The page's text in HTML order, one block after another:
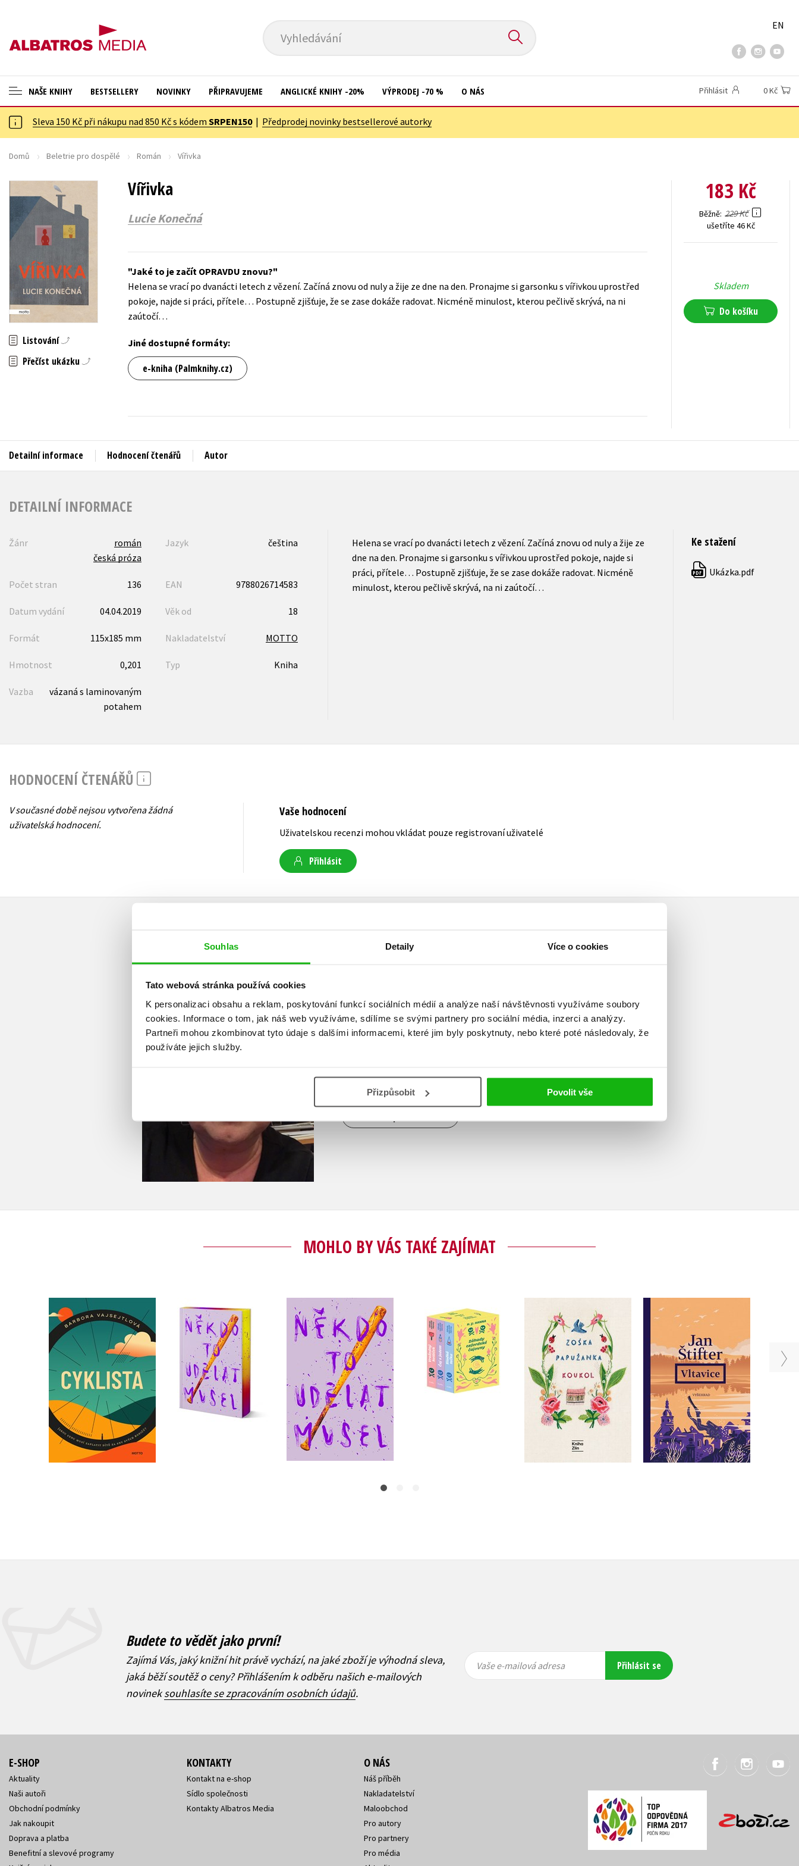
Souhlas Detaily Více o cookies
Tato webová stránka používá cookies
K personalizaci obsahu a reklam, poskytování funkcí sociálních médií a analýze naší návštěvnosti využíváme soubory
cookies. Informace o tom, jak náš web využíváme, sdílíme se svými partnery pro sociální média, inzerci a analýzy.
Partneři mohou zkombinovat tyto údaje s dalšími informacemi, které jim byly poskytnuty, nebo které poté následovaly, že
používáte jejich služby.
Přizpůsobit Povolit vše
Vyhledávání
EN
NAŠE KNIHY
ANGLICKÉ KNIHY -20 %
VÝPRODEJ -70 %
ASTERIX S DÁRKEM
🎁DÁRKOVÉ PUBLIKACE
✉️ DÁRKOVÉ POUKAZY
Auto - moto
Beletrie pro děti
Beletrie pro dospělé
Byznys a ekonomie
Cestování
Dárkové publikace
Digitální fotografie
Esoterika a duchovní svět
Jazyky
Kalendáře
Komiks
Populárně - naučné pro děti
Young adult (SK)
BESTSELLERY NOVINKY PŘIPRAVUJEME ANGLICKÉ KNIHY -20% VÝPRODEJ -70 % O NÁS Přihlásit 0 Kč
Sleva 150 Kč při nákupu nad 850 Kč s kódem SRPEN150| Předprodej novinky bestsellerové autorky
Domů Beletrie pro dospělé Román Vířivka
Vířivka
Lucie Konečná
Listování
Přečíst ukázku
Jaké to je začít OPRAVDU znovu?
Helena se vrací po dvanácti letech z vězení. Začíná znovu od nuly a žije ze dne na den. Pronajme si garsonku s vířivkou uprostřed
pokoje, najde si práci, přítele… Postupně zjišťuje, že se zase dokáže radovat. Nicméně minulost, kterou pečlivě skrývá, na ni
zaútočí…
Jiné dostupné formáty:
e-kniha (Palmknihy.cz)
183 Kč
Běžně 229 Kč
ušetříte 46 Kč
Skladem
Do košíku
Detailní informace Hodnocení čtenářů Autor
DETAILNÍ INFORMACE
Žánr
román
česká próza
Jazyk čeština
Počet stran 136 EAN 9788026714583
Datum vydání 04.04.2019 Věk od 18
Formát 115x185 mm Nakladatelství MOTTO
Hmotnost 0,201 Typ Kniha
Vazba
vázaná s laminovaným
potahem
Helena se vrací po dvanácti letech z vězení. Začíná znovu od nuly a žije ze
dne na den. Pronajme si garsonku s vířivkou uprostřed pokoje, najde si
práci, přítele… Postupně zjišťuje, že se zase dokáže radovat. Nicméně
minulost, kterou pečlivě skrývá, na ni zaútočí…
Ke stažení
PDF Ukázka.pdf
HODNOCENÍ ČTENÁŘŮ
V současné době nejsou vytvořena žádná
uživatelská hodnocení.
Vaše hodnocení
Uživatelskou recenzi mohou vkládat pouze registrovaní uživatelé
Přihlásit
Vystudovala scenáristiku a dramaturgii na FAMU. Je autorkou televizních
filmů a seriálů ( Ordinace v růžové zahradě,Svatby v Benátkách,Přístav,
Ententýky,Tísňová linka). Píše blog…zase ta Lucie, přispívá do několika
ozdob.
MOHLO BY VÁS TAKÉ ZAJÍMAT
Cyklista
Barbora Vajsejtlová
Do košíku
399 Kč
319 Kč
Někdo to udělat musel
- limitované vydání
Velikovsky
Do košíku
Někdo to udělat musel
Velikovsky
Do košíku
499 Kč
399 Kč
Záhady oxfordské
čajovny - BOX
H. Y. Hanna
Koukol
Zoska Papuzanka
Do košíku
375 Kč
Vltavice
Jan Štifter
Do košíku
449 Kč
359 Kč
Budete to vědět jako první!
Zajímá Vás, jaký knižní hit právě vychází, na jaké zboží je výhodná sleva,
jaká běží soutěž o ceny? Přihlášením k odběru našich e-mailových
novineksouhlasíte se zpracováním osobních údajů.
Vaše e-
mailová
Vaše e-
mailová
Vaše e-mailová adresa Přihlásit se
E-SHOP
Aktuality
Naši autoři
Obchodní podmínky
Jak nakoupit
Doprava a platba
Benefitní a slevové programy
KONTAKTY
Kontakt na e-shop
Sídlo společnosti
Kontakty Albatros Media
O NÁS
Náš příběh
Nakladatelství
Maloobchod
Pro autory
Pro partnery
Pro média